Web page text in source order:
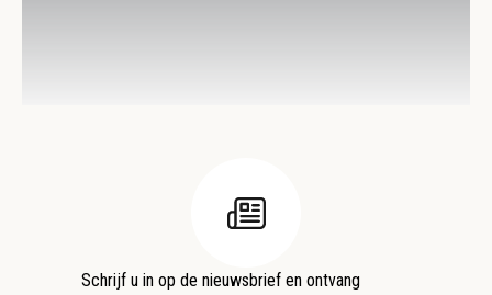
Schrijf u in op de nieuwsbrief en ontvang